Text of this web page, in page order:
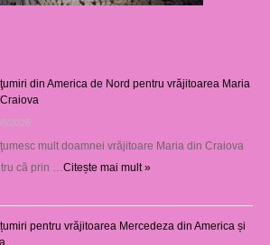
din America de Nord pentru vrăjitoarea Maria
2026
mult doamnei vrăjitoare Maria din Craiova
că prin … Citește mai mult »
pentru vrăjitoarea Mercedeza din America și